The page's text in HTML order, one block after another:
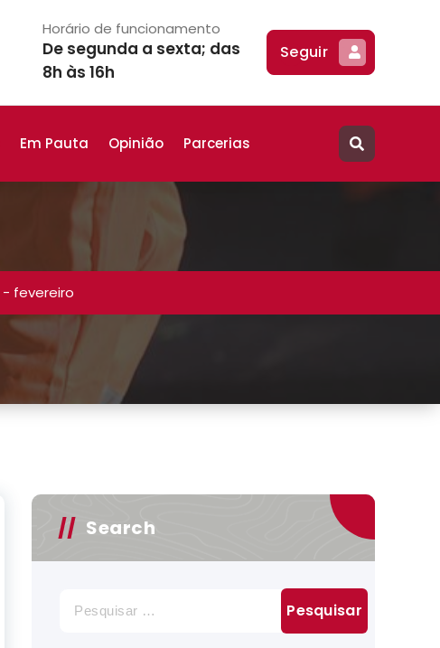
Horário de funcionamento
De segunda a sexta; das
8h às 16h
Seguir
Em Pauta Opinião Parcerias
- fevereiro
Search
por: